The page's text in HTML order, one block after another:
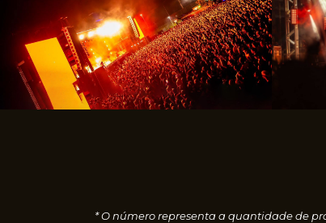
* O número representa a quantidade de